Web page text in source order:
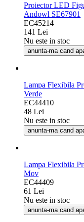
Proiector LED
Andowl SE67901
EC45214
141 Lei
Nu este in stoc
anunta-ma cand
Lampa Flexibila
Verde
EC44410
48 Lei
Nu este in stoc
anunta-ma cand
Lampa Flexibila
Mov
EC44409
61 Lei
Nu este in stoc
anunta-ma cand